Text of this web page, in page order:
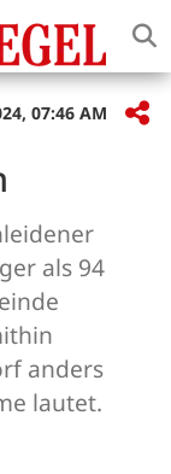
07:46 AM
als 94
anders
lautet.